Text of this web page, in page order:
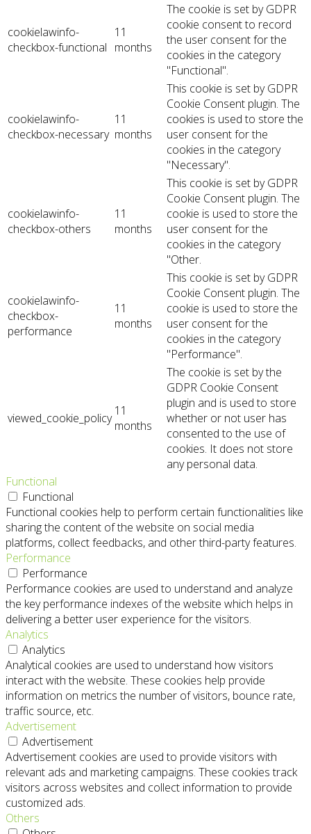
cookielawinfo-
checkbox-functional
11
months
The cookie is set by GDPR
cookie consent to record
the user consent for the
cookies in the category
"Functional".
cookielawinfo-
checkbox-necessary
11
months
This cookie is set by GDPR
Cookie Consent plugin. The
cookies is used to store the
user consent for the
cookies in the category
"Necessary".
cookielawinfo-
checkbox-others
11
months
This cookie is set by GDPR
Cookie Consent plugin. The
cookie is used to store the
user consent for the
cookies in the category
"Other.
cookielawinfo-
checkbox-
performance
11
months
This cookie is set by GDPR
Cookie Consent plugin. The
cookie is used to store the
user consent for the
cookies in the category
"Performance".
viewed_cookie_policy 11
months
The cookie is set by the
GDPR Cookie Consent
plugin and is used to store
whether or not user has
consented to the use of
cookies. It does not store
any personal data.
Functional
Functional
Functional cookies help to perform certain functionalities like
sharing the content of the website on social media
platforms, collect feedbacks, and other third-party features.
Performance
Performance
Performance cookies are used to understand and analyze
the key performance indexes of the website which helps in
delivering a better user experience for the visitors.
Analytics
Analytics
Analytical cookies are used to understand how visitors
interact with the website. These cookies help provide
information on metrics the number of visitors, bounce rate,
traffic source, etc.
Advertisement
Advertisement
Advertisement cookies are used to provide visitors with
relevant ads and marketing campaigns. These cookies track
visitors across websites and collect information to provide
customized ads.
Others